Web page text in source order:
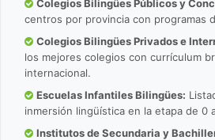
Colegios Bilingües Públicos y
centros por provincia con programas
Colegios Bilingües Privados e
los mejores colegios con currículum
internacional.
Escuelas Infantiles Bilingües:
inmersión lingüística en la etapa de 0
Institutos de Secundaria y